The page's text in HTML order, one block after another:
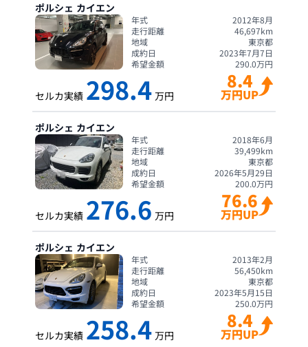
ポルシェ カイエン
年式
2012年8月
走行距離
46,697km
地域
東京都
成約日
2023年7月7日
希望金額
290.0万円
セルカ実績 298.4 万円
8.4
万円UP
ポルシェ カイエン
年式
2018年6月
走行距離
39,499km
地域
東京都
成約日
2026年5月29日
希望金額
200.0万円
セルカ実績 276.6 万円
76.6
万円UP
ポルシェ カイエン
年式
2013年2月
走行距離
56,450km
地域
東京都
成約日
2023年5月15日
希望金額
250.0万円
セルカ実績 258.4 万円
8.4
万円UP